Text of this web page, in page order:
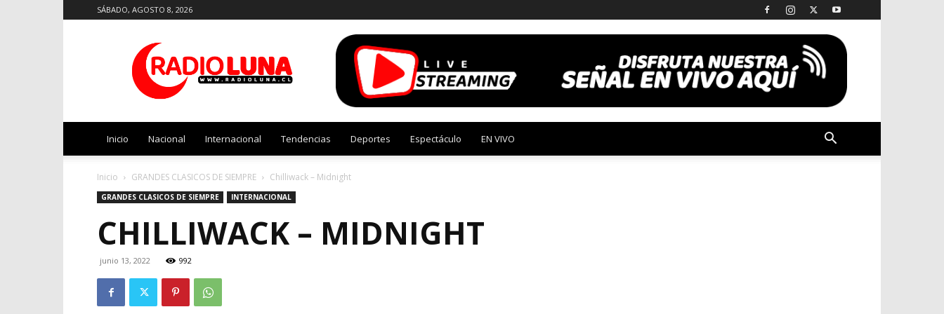
SÁBADO, AGOSTO 8, 2026
Luna
Inicio Nacional Internacional Tendencias Deportes Espectáculo EN VIVO
Inicio GRANDES CLASICOS DE SIEMPRE Chilliwack – Midnight
GRANDES CLASICOS DE SIEMPRE INTERNACIONAL
CHILLIWACK – MIDNIGHT
junio 13, 2022 992